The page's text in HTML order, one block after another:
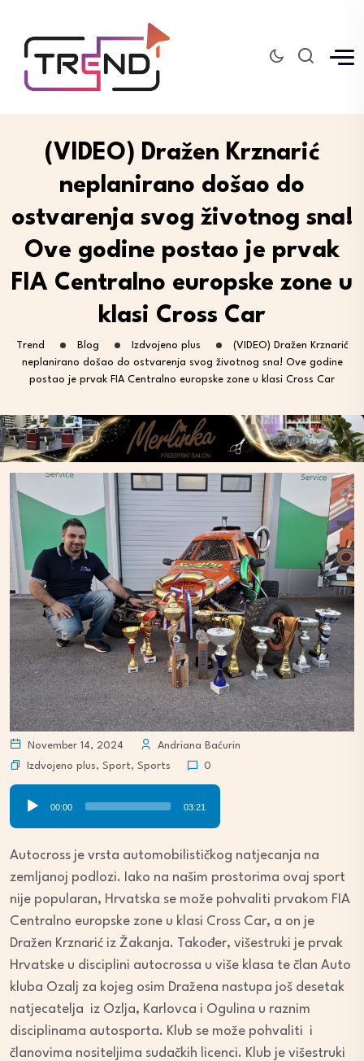
(VIDEO) Dražen Krznarić
neplanirano došao do
ostvarenja svog životnog sna!
Ove godine postao je prvak
FIA Centralno europske zone u
klasi Cross Car
Trend Blog Izdvojeno plus
(VIDEO) Dražen Krznarić
neplanirano došao do ostvarenja svog životnog sna! Ove godine
postao je prvak FIA Centralno europske zone u klasi Cross Car
November 14, 2024
Andriana Baćurin
Izdvojeno plus, Sport, Sports 0
Audio
Player
00:00 03:21
Autocross je vrsta automobilističkog natjecanja na
zemljanoj podlozi. Iako na našim prostorima ovaj sport
nije popularan, Hrvatska se može pohvaliti prvakom FIA
Centralno europske zone u klasi Cross Car, a on je
Dražen Krznarić iz Žakanja. Također, višestruki je prvak
Hrvatske u disciplini autocrossa u više klasa te član Auto
kluba Ozalj za kojeg osim Dražena nastupa još desetak
natjecatelja iz Ozlja, Karlovca i Ogulina u raznim
disciplinama autosporta. Klub se može pohvaliti i
članovima nositeljima sudačkih licenci. Klub je višestruki